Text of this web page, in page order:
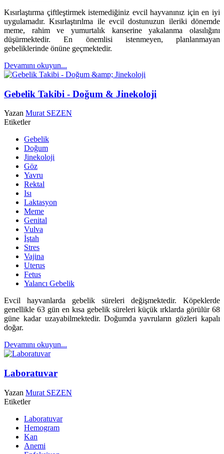
Kısırlaştırma çiftleştirmek istemediğiniz evcil hayvanınız için en iyi
uygulamadır.Kısırlaştırılma ile evcil dostunuzun ileriki dönemde
meme, rahim ve yumurtalık kanserine yakalanma olasılığını
düşürmektedir. En önemlisi istenmeyen, planlanmayan
gebeliklerinde önüne geçmektedir.
Devamını okuyun...
Gebelik Takibi - Doğum & Jinekoloji
Yazan Murat SEZEN
Etiketler
Gebelik
Doğum
Jinekoloji
Göz
Yavru
Rektal
Isı
Laktasyon
Meme
Genital
Vulva
İştah
Stres
Vajina
Uterus
Fetus
Yalancı Gebelik
Evcil hayvanlarda gebelik süreleri değişmektedir. Köpeklerde
genellikle 63 gün en kısa gebelik süreleri küçük ırklarda görülür 68
güne kadar uzayabilmektedir. Doğumda yavruların gözleri kapalı
doğar.
Devamını okuyun...
Laboratuvar
Yazan Murat SEZEN
Etiketler
Laboratuvar
Hemogram
Kan
Anemi